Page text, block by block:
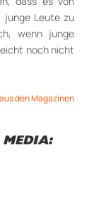
junge Leute zu
wenn junge
noch nicht
den Magazinen
MEDIA: